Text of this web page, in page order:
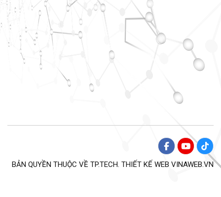
BẢN QUYỀN THUỘC VỀ TP.TECH. THIẾT KẾ WEB VINAWEB.VN